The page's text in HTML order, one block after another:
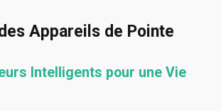
Appareils de Pointe
Intelligents pour une Vie